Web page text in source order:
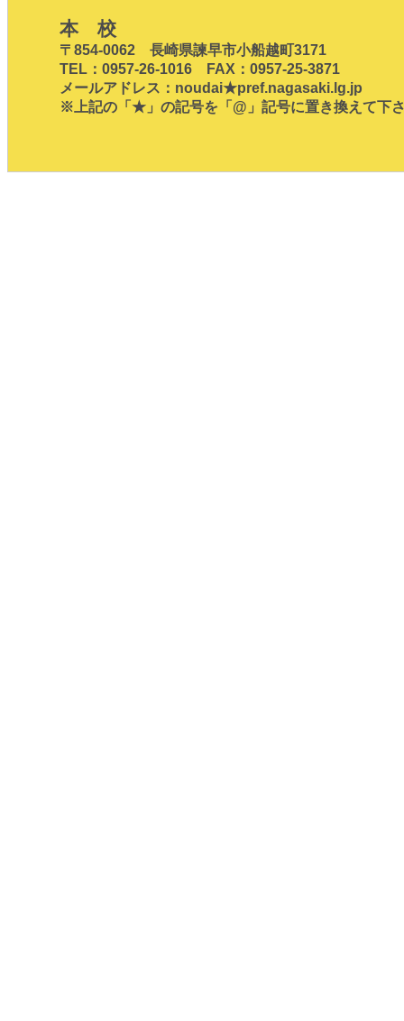
本 校
〒854-0062 長崎県諫早市小船越町3171
TEL：0957-26-1016 FAX：0957-25-3871
メールアドレス：noudai★pref.nagasaki.lg.jp
※上記の「★」の記号を「@」記号に置き換えて下